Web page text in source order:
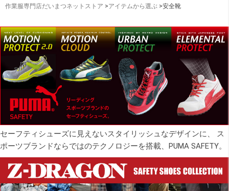
作業服専門店だいまつネットストア >アイテムから選ぶ >安全靴
セーフティシューズに見えないスタイリッシュなデザインに、 ス
ポーツブランドならではのテクノロジーを搭載、PUMA SAFETY。